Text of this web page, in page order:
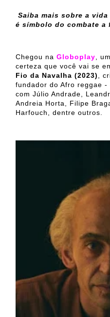
Saiba mais sobre a
é símbolo do combate a
Chegou na Globoplay,
certeza que você vai se
Fio da Navalha (2023),
fundador do Afro reggae
com Júlio Andrade,
Andreia Horta, Filipe
Harfouch, dentre outros.